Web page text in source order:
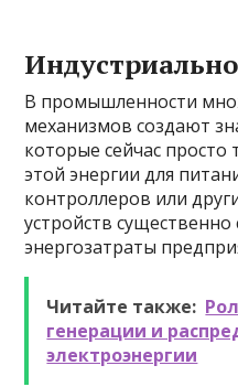
В промышленности
механизмов создают
которые сейчас просто
этой энергии для
контроллеров или
устройств
энергозатраты
Читайте также:
генерации и
электроэнергии